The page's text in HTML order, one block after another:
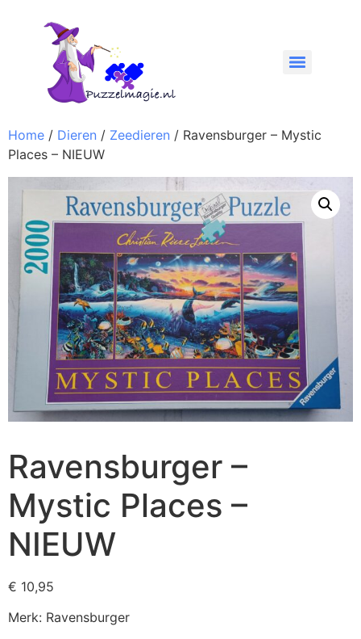
Home / Dieren / Zeedieren / Ravensburger – Mystic
Places – NIEUW
Ravensburger –
Mystic Places –
NIEUW
€ 10,95
Merk: Ravensburger